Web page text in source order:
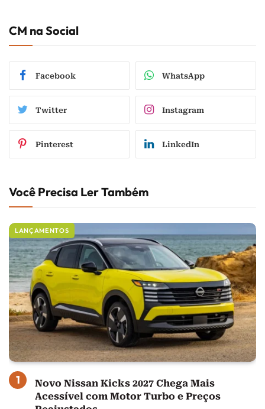
CM na Social
Facebook WhatsApp
Twitter Instagram
Pinterest LinkedIn
Você Precisa Ler Também
LANÇAMENTOS
Novo Nissan Kicks 2027 Chega Mais
Acessível com Motor Turbo e Preços